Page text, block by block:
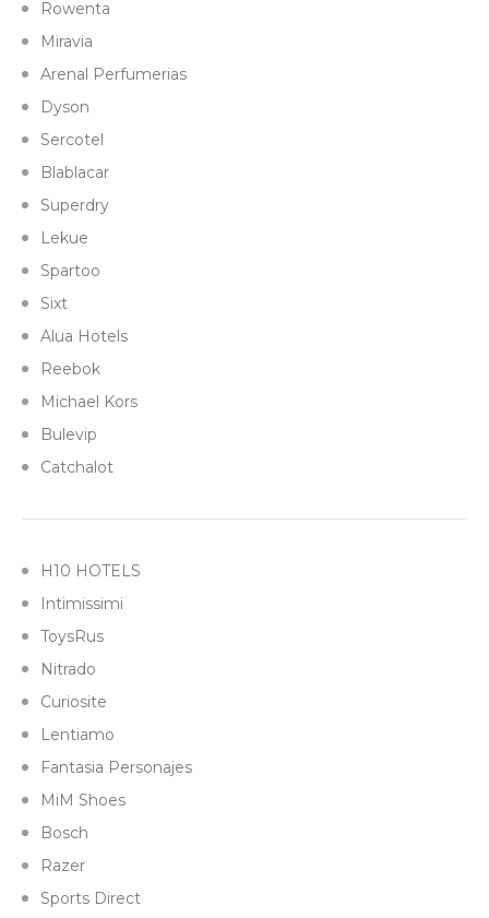
Rowenta
Miravia
Arenal Perfumerias
Dyson
Sercotel
Blablacar
Superdry
Lekue
Spartoo
Sixt
Alua Hotels
Reebok
Michael Kors
Bulevip
Catchalot
H10 HOTELS
Intimissimi
ToysRus
Nitrado
Curiosite
Lentiamo
Fantasia Personajes
MiM Shoes
Bosch
Razer
Sports Direct